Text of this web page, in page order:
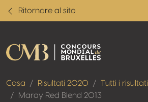
Ritornare al sito
Casa Risultati 2020
Tutti i risultati
Maray Red Blend 2013